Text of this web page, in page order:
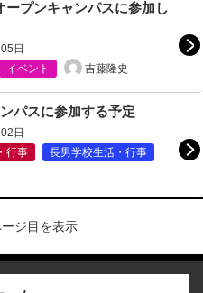
ープンキャンパスに参加し
日
イベント 吉藤隆史
パスに参加する予定
日
行事
長男学校生活・行事
ジ目を表示